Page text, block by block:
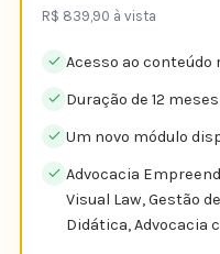
R$ 839,90 à vista
Acesso ao conteúdo
Duração de 12 meses
Um novo módulo
Advocacia
Visual Law, Gestão
Didática, Advocacia